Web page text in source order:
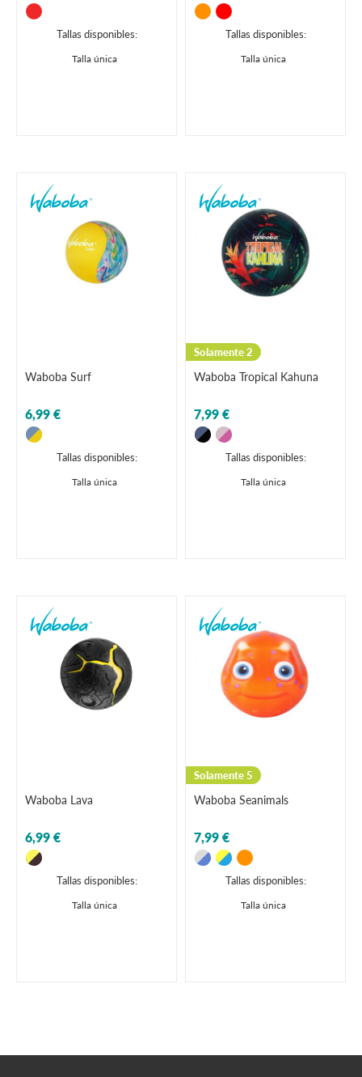
Tallas disponibles:
Talla única
Tallas disponibles:
Talla única
Waboba Surf
6,99 €
Tallas disponibles:
Talla única
Solamente 2
Waboba Tropical Kahuna
7,99 €
Tallas disponibles:
Talla única
Waboba Lava
6,99 €
Tallas disponibles:
Talla única
Solamente 5
Waboba Seanimals
7,99 €
Tallas disponibles:
Talla única